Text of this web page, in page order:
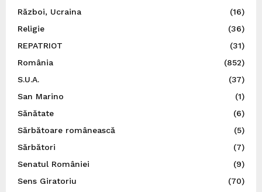
Război, Ucraina
(16)
Religie
(36)
REPATRIOT
(31)
România
(852)
S.U.A.
(37)
San Marino
(1)
Sănătate
(6)
Sărbătoare românească
(5)
Sărbători
(7)
Senatul României
(9)
Sens Giratoriu
(70)